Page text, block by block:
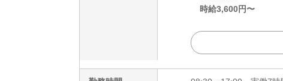
時給3,600円〜